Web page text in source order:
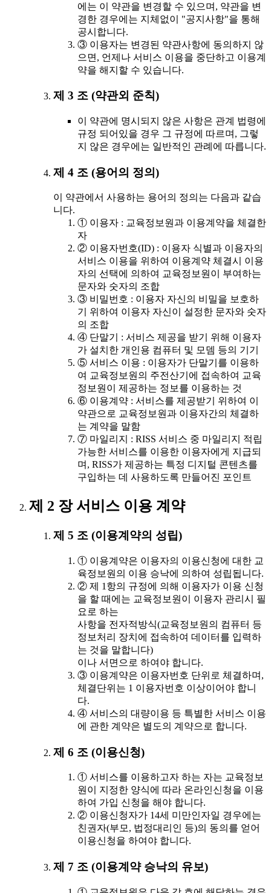
에는 이 약관을 변경할 수 있으며, 약관을 변
경한 경우에는 지체없이 "공지사항"을 통해
공시합니다.
③ 이용자는 변경된 약관사항에 동의하지 않
으면, 언제나 서비스 이용을 중단하고 이용계
약을 해지할 수 있습니다.
제 3 조 (약관외 준칙)
이 약관에 명시되지 않은 사항은 관계 법령에
규정 되어있을 경우 그 규정에 따르며, 그렇
지 않은 경우에는 일반적인 관례에 따릅니다.
제 4 조 (용어의 정의)
이 약관에서 사용하는 용어의 정의는 다음과 같습
니다.
① 이용자 : 교육정보원과 이용계약을 체결한
자
② 이용자번호(ID) : 이용자 식별과 이용자의
서비스 이용을 위하여 이용계약 체결시 이용
자의 선택에 의하여 교육정보원이 부여하는
문자와 숫자의 조합
③ 비밀번호 : 이용자 자신의 비밀을 보호하
기 위하여 이용자 자신이 설정한 문자와 숫자
의 조합
④ 단말기 : 서비스 제공을 받기 위해 이용자
가 설치한 개인용 컴퓨터 및 모뎀 등의 기기
⑤ 서비스 이용 : 이용자가 단말기를 이용하
여 교육정보원의 주전산기에 접속하여 교육
정보원이 제공하는 정보를 이용하는 것
⑥ 이용계약 : 서비스를 제공받기 위하여 이
약관으로 교육정보원과 이용자간의 체결하
는 계약을 말함
⑦ 마일리지 : RISS 서비스 중 마일리지 적립
가능한 서비스를 이용한 이용자에게 지급되
며, RISS가 제공하는 특정 디지털 콘텐츠를
구입하는 데 사용하도록 만들어진 포인트
제 2 장 서비스 이용 계약
제 5 조 (이용계약의 성립)
① 이용계약은 이용자의 이용신청에 대한 교
육정보원의 이용 승낙에 의하여 성립됩니다.
② 제 1항의 규정에 의해 이용자가 이용 신청
을 할 때에는 교육정보원이 이용자 관리시 필
요로 하는
사항을 전자적방식(교육정보원의 컴퓨터 등
정보처리 장치에 접속하여 데이터를 입력하
는 것을 말합니다)
이나 서면으로 하여야 합니다.
③ 이용계약은 이용자번호 단위로 체결하며,
체결단위는 1 이용자번호 이상이어야 합니
다.
④ 서비스의 대량이용 등 특별한 서비스 이용
에 관한 계약은 별도의 계약으로 합니다.
제 6 조 (이용신청)
① 서비스를 이용하고자 하는 자는 교육정보
원이 지정한 양식에 따라 온라인신청을 이용
하여 가입 신청을 해야 합니다.
② 이용신청자가 14세 미만인자일 경우에는
친권자(부모, 법정대리인 등)의 동의를 얻어
이용신청을 하여야 합니다.
제 7 조 (이용계약 승낙의 유보)